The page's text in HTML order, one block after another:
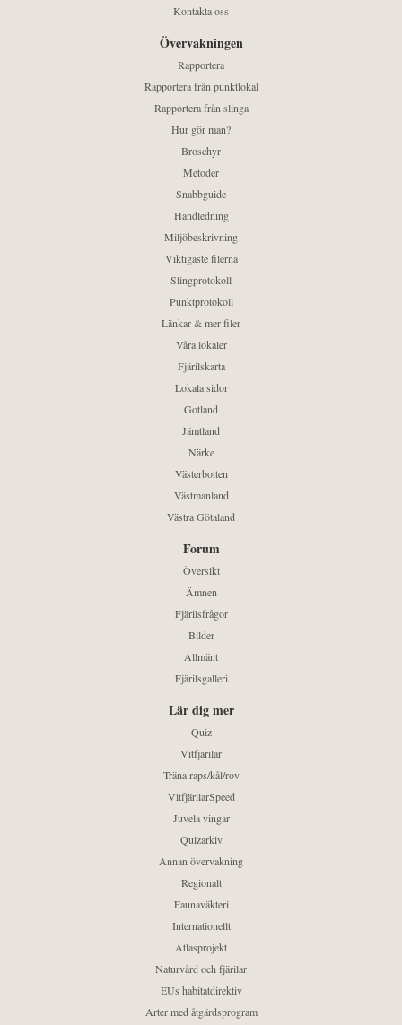
Kontakta oss
Övervakningen
Rapportera
Rapportera från punktlokal
Rapportera från slinga
Hur gör man?
Broschyr
Metoder
Snabbguide
Handledning
Miljöbeskrivning
Viktigaste filerna
Slingprotokoll
Punktprotokoll
Länkar & mer filer
Våra lokaler
Fjärilskarta
Lokala sidor
Gotland
Jämtland
Närke
Västerbotten
Västmanland
Västra Götaland
Forum
Översikt
Ämnen
Fjärilsfrågor
Bilder
Allmänt
Fjärilsgalleri
Lär dig mer
Quiz
Vitfjärilar
Träna raps/kål/rov
VitfjärilarSpeed
Juvela vingar
Quizarkiv
Annan övervakning
Regionalt
Faunaväkteri
Internationellt
Atlasprojekt
Naturvård och fjärilar
EUs habitatdirektiv
Arter med åtgärdsprogram